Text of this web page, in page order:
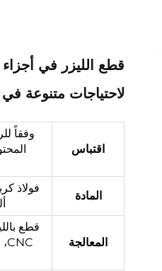
قطع الليزر في
لاحتياجات متنوعة
اقتباس
وفقاً
المادة
المعالجة
قطع